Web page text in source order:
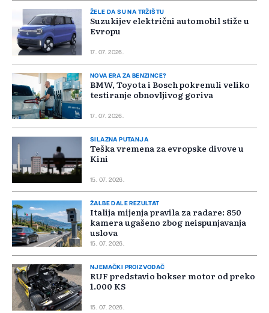
ŽELE DA SU NA TRŽIŠTU
Suzukijev električni automobil stiže u
Evropu
17. 07. 2026.
NOVA ERA ZA BENZINCE?
BMW, Toyota i Bosch pokrenuli veliko
testiranje obnovljivog goriva
17. 07. 2026.
SILAZNA PUTANJA
Teška vremena za evropske divove u
Kini
15. 07. 2026.
ŽALBE DALE REZULTAT
Italija mijenja pravila za radare: 850
kamera ugašeno zbog neispunjavanja
uslova
15. 07. 2026.
NJEMAČKI PROIZVOĐAČ
RUF predstavio bokser motor od preko
1.000 KS
15. 07. 2026.